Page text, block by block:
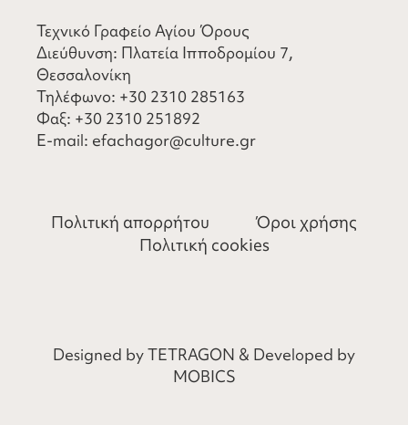
Τεχνικό Γραφείο Αγίου Όρους
Διεύθυνση: Πλατεία Ιπποδρομίου 7,
Θεσσαλονίκη
Τηλέφωνο: +30 2310 285163
Φαξ: +30 2310 251892
​E-mail: efachagor@culture.gr
Πολιτική απορρήτου
Όροι χρήσης
Πολιτική cookies
Designed byTETRAGON & Developed by
MOBICS